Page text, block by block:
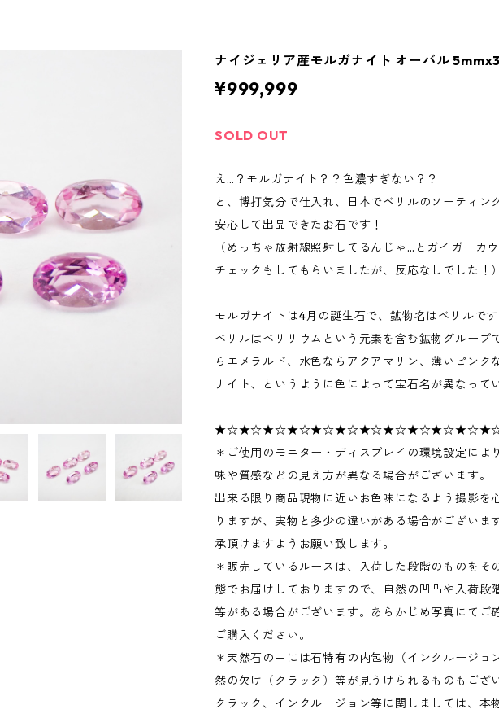
ナイジェリア産モルガナイト オーバル
¥999,999
SOLD OUT
え…？モルガナイト？？色濃すぎない？？
と、博打気分で仕入れ、日本でベリルのソーティン
安心して出品できたお石です！
（めっちゃ放射線照射してるんじゃ…とガイガーカ
チェックもしてもらいましたが、反応なしでした！）
モルガナイトは4月の誕生石で、鉱物名はベリルです
ベリルはベリリウムという元素を含む鉱物グループ
らエメラルド、水色ならアクアマリン、薄いピンク
ナイト、というように色によって宝石名が異なって
＊ご使用のモニター・ディスプレイの環境設定によ
味や質感などの見え方が異なる場合がございます。
出来る限り商品現物に近いお色味になるよう撮影を
りますが、実物と多少の違いがある場合がございま
承頂けますようお願い致します。
＊販売しているルースは、入荷した段階のものをそ
態でお届けしておりますので、自然の凹凸や入荷段
等がある場合がございます。あらかじめ写真にてご
ご購入ください。
＊天然石の中には石特有の内包物（インクルージョ
然の欠け（クラック）等が見うけられるものもござ
クラック、インクルージョン等に関しましては、本